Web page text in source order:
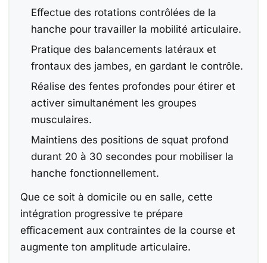
Effectue des rotations contrôlées de la
hanche pour travailler la mobilité articulaire.
Pratique des balancements latéraux et
frontaux des jambes, en gardant le contrôle.
Réalise des fentes profondes pour étirer et
activer simultanément les groupes
musculaires.
Maintiens des positions de squat profond
durant 20 à 30 secondes pour mobiliser la
hanche fonctionnellement.
Que ce soit à domicile ou en salle, cette
intégration progressive te prépare
efficacement aux contraintes de la course et
augmente ton amplitude articulaire.